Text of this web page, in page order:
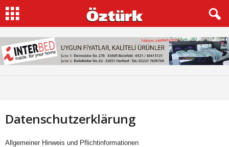
Datenschutzerklärung
Allgemeiner Hinweis und Pflichtinformationen